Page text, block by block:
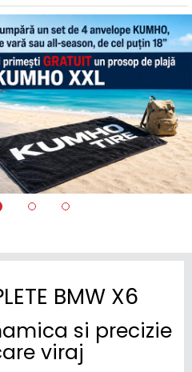
BMW X6
si precizie
viraj